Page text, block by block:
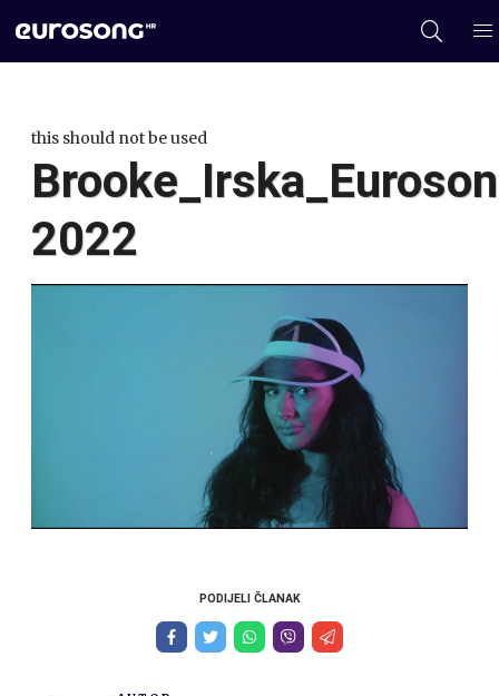
this should not be used
2022
PODIJELI ČLANAK